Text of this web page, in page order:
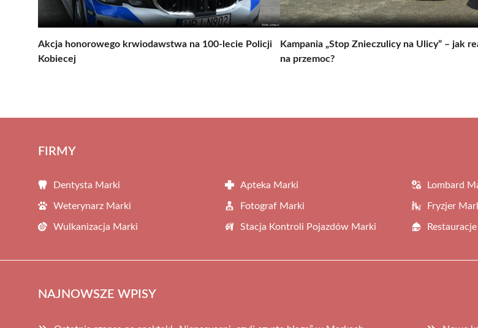
Akcja honorowego krwiodawstwa na 100-lecie Policji
Kobiecej
Kampania „Stop Znieczulicy na Ulicy” – jak
na przemoc?
FIRMY
Dentysta Marki Apteka Marki Lombard
Weterynarz Marki Fotograf Marki Fryzjer
Wulkanizacja Marki Stacja Kontroli Pojazdów Marki
NAJNOWSZE WPISY